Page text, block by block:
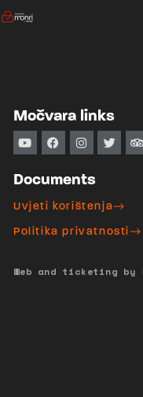
Močvara links
Documents
Uvjeti korištenja
Politika privatnosti
Web and ticketing by